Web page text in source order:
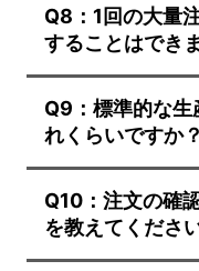
Q8：1回の大量
することはでき
Q9：標準的な生
れくらいですか？
Q10：注文の確
を教えてください